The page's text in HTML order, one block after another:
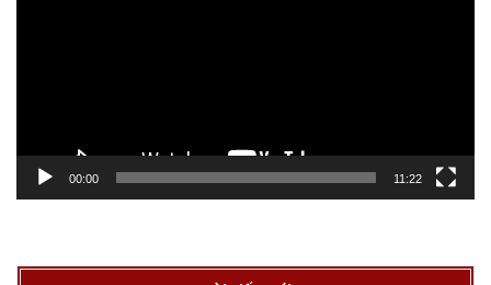
00:00 11:22